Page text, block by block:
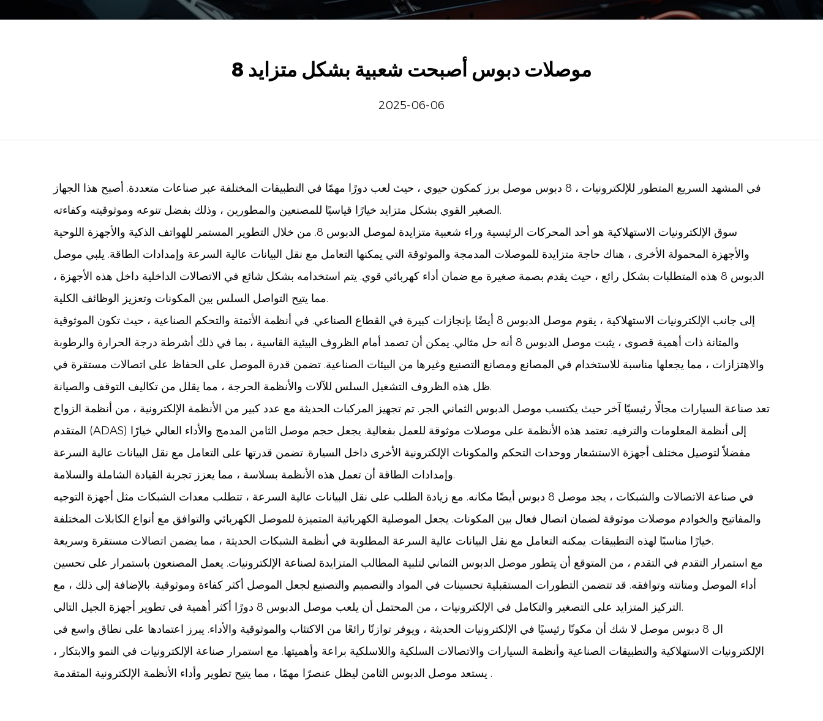
8 موصلات دبوس أصبحت شعبية بشكل متزايد
2025-06-06
في المشهد السريع المتطور للإلكترونيات ، 8 دبوس موصل
برز كمكون حيوي ، حيث لعب دورًا مهمًا في التطبيقات المختلفة عبر صناعات متعددة. أصبح هذا الجهاز
الصغير القوي بشكل متزايد خيارًا قياسيًا للمصنعين والمطورين ، وذلك بفضل تنوعه وموثوقيته وكفاءته.
سوق الإلكترونيات الاستهلاكية هو أحد المحركات الرئيسية وراء شعبية متزايدة لموصل الدبوس 8. من خلال التطوير المستمر للهواتف الذكية والأجهزة اللوحية
والأجهزة المحمولة الأخرى ، هناك حاجة متزايدة للموصلات المدمجة والموثوقة التي يمكنها التعامل مع نقل البيانات عالية السرعة وإمدادات الطاقة. يلبي موصل
الدبوس 8 هذه المتطلبات بشكل رائع ، حيث يقدم بصمة صغيرة مع ضمان أداء كهربائي قوي. يتم استخدامه بشكل شائع في الاتصالات الداخلية داخل هذه الأجهزة ،
مما يتيح التواصل السلس بين المكونات وتعزيز الوظائف الكلية.
إلى جانب الإلكترونيات الاستهلاكية ، يقوم موصل الدبوس 8 أيضًا بإنجازات كبيرة في القطاع الصناعي. في أنظمة الأتمتة والتحكم الصناعية ، حيث تكون الموثوقية
والمتانة ذات أهمية قصوى ، يثبت موصل الدبوس 8 أنه حل مثالي. يمكن أن تصمد أمام الظروف البيئية القاسية ، بما في ذلك أشرطة درجة الحرارة والرطوبة
والاهتزازات ، مما يجعلها مناسبة للاستخدام في المصانع ومصانع التصنيع وغيرها من البيئات الصناعية. تضمن قدرة الموصل على الحفاظ على اتصالات مستقرة في
ظل هذه الظروف التشغيل السلس للآلات والأنظمة الحرجة ، مما يقلل من تكاليف التوقف والصيانة.
تعد صناعة السيارات مجالًا رئيسيًا آخر حيث يكتسب موصل الدبوس الثماني الجر. تم تجهيز المركبات الحديثة مع عدد كبير من الأنظمة الإلكترونية ، من أنظمة الزواج
المتقدم (ADAS) إلى أنظمة المعلومات والترفيه. تعتمد هذه الأنظمة على موصلات موثوقة للعمل بفعالية. يجعل حجم موصل الثامن المدمج والأداء العالي خيارًا
مفضلاً لتوصيل مختلف أجهزة الاستشعار ووحدات التحكم والمكونات الإلكترونية الأخرى داخل السيارة. تضمن قدرتها على التعامل مع نقل البيانات عالية السرعة
وإمدادات الطاقة أن تعمل هذه الأنظمة بسلاسة ، مما يعزز تجربة القيادة الشاملة والسلامة.
في صناعة الاتصالات والشبكات ، يجد موصل 8 دبوس أيضًا مكانه. مع زيادة الطلب على نقل البيانات عالية السرعة ، تتطلب معدات الشبكات مثل أجهزة التوجيه
والمفاتيح والخوادم موصلات موثوقة لضمان اتصال فعال بين المكونات. يجعل الموصلية الكهربائية المتميزة للموصل الكهربائي والتوافق مع أنواع الكابلات المختلفة
خيارًا مناسبًا لهذه التطبيقات. يمكنه التعامل مع نقل البيانات عالية السرعة المطلوبة في أنظمة الشبكات الحديثة ، مما يضمن اتصالات مستقرة وسريعة.
مع استمرار التقدم في التقدم ، من المتوقع أن يتطور موصل الدبوس الثماني لتلبية المطالب المتزايدة لصناعة الإلكترونيات. يعمل المصنعون باستمرار على تحسين
أداء الموصل ومتانته وتوافقه. قد تتضمن التطورات المستقبلية تحسينات في المواد والتصميم والتصنيع لجعل الموصل أكثر كفاءة وموثوقية. بالإضافة إلى ذلك ، مع
التركيز المتزايد على التصغير والتكامل في الإلكترونيات ، من المحتمل أن يلعب موصل الدبوس 8 دورًا أكثر أهمية في تطوير أجهزة الجيل التالي.
ال 8 دبوس موصل
لا شك أن مكونًا رئيسيًا في الإلكترونيات الحديثة ، ويوفر توازنًا رائعًا من الاكتئاب والموثوقية والأداء. يبرز اعتمادها على نطاق واسع في
الإلكترونيات الاستهلاكية والتطبيقات الصناعية وأنظمة السيارات والاتصالات السلكية واللاسلكية براعة وأهميتها. مع استمرار صناعة الإلكترونيات في النمو والابتكار ،
يستعد موصل الدبوس الثامن ليظل عنصرًا مهمًا ، مما يتيح تطوير وأداء الأنظمة الإلكترونية المتقدمة .